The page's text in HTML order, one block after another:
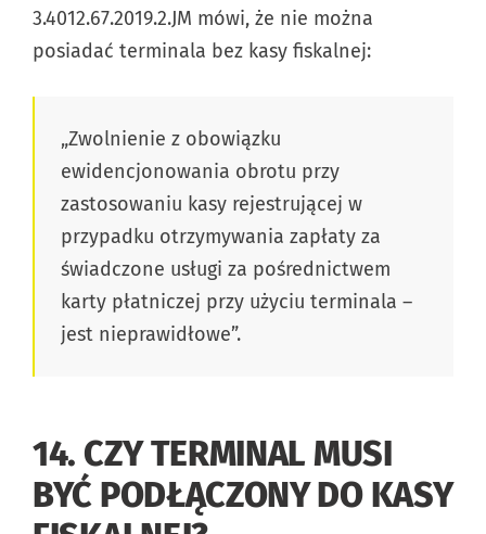
3.4012.67.2019.2.JM mówi, że nie można
posiadać terminala bez kasy fiskalnej:
„Zwolnienie z obowiązku
ewidencjonowania obrotu przy
zastosowaniu kasy rejestrującej w
przypadku otrzymywania zapłaty za
świadczone usługi za pośrednictwem
karty płatniczej przy użyciu terminala –
jest nieprawidłowe”.
14. CZY TERMINAL MUSI
BYĆ PODŁĄCZONY DO KASY